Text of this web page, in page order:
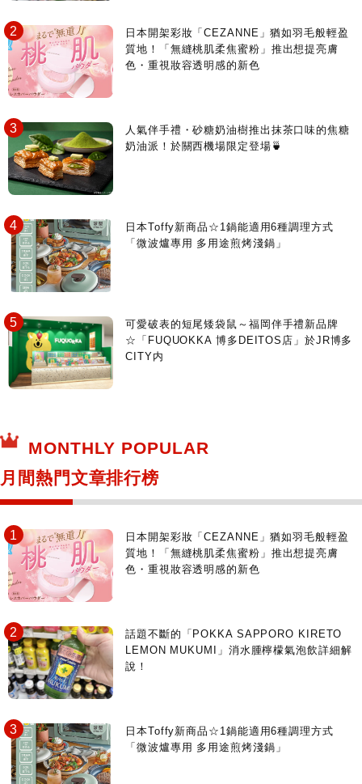
日本開架彩妝「CEZANNE」猶如羽毛般輕盈
質地！「無縫桃肌柔焦蜜粉」推出想提亮膚
色・重視妝容透明感的新色
人氣伴手禮・砂糖奶油樹推出抹茶口味的焦糖
奶油派！於關西機場限定登場🍵
日本Toffy新商品☆1鍋能適用6種調理方式
「微波爐專用 多用途煎烤淺鍋」
可愛破表的短尾矮袋鼠～福岡伴手禮新品牌
☆「FUQUOKKA 博多DEITOS店」於JR博多
CITY内
MONTHLY POPULAR
月間熱門文章排行榜
日本開架彩妝「CEZANNE」猶如羽毛般輕盈
質地！「無縫桃肌柔焦蜜粉」推出想提亮膚
色・重視妝容透明感的新色
話題不斷的「POKKA SAPPORO KIRETO
LEMON MUKUMI」消水腫檸檬氣泡飲詳細解
說！
日本Toffy新商品☆1鍋能適用6種調理方式
「微波爐專用 多用途煎烤淺鍋」